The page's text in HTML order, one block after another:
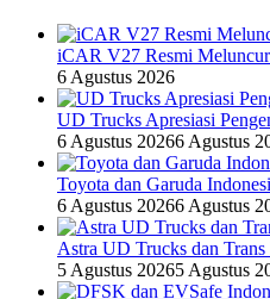
iCAR V27 Resmi
6 Agustus 2026
UD Trucks Apresiasi
6 Agustus 20266 Agustus
Toyota dan Garuda
6 Agustus 20266 Agustus
Astra UD Trucks dan
5 Agustus 20265 Agustus